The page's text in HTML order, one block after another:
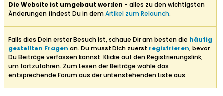
Die Website ist umgebaut worden - alles zu den wichtigsten
Änderungen findest Du in demArtikel zum Relaunch.
Falls dies Dein erster Besuch ist, schaue Dir am besten die häufig
gestellten Fragen an. Du musst Dich zuerst registrieren, bevor
Du Beiträge verfassen kannst: Klicke auf den Registrierungslink,
um fortzufahren. Zum Lesen der Beiträge wähle das
entsprechende Forum aus der untenstehenden Liste aus.